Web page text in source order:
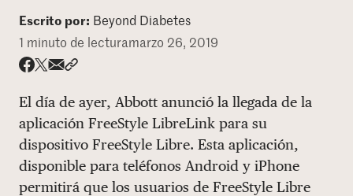
Quienes somos
DONAR
Escrito por: Beyond Diabetes
1 minuto de lecturamarzo 26, 2019
El día de ayer, Abbott anunció la llegada de la
aplicación FreeStyle LibreLink para su
dispositivo FreeStyle Libre. Esta aplicación,
disponible para teléfonos Android y iPhone
permitirá que los usuarios de FreeStyle Libre